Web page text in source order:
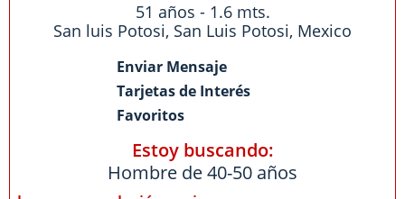
51 años - 1.6 mts.
San luis Potosi, San Luis Potosi, Mexico
Enviar Mensaje
Tarjetas de Interés
Favoritos
Estoy buscando:
Hombre de 40-50 años